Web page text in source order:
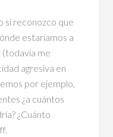
si reconozco que
estaríamos a
(todavía me
agresiva en
por ejemplo,
¿a cuántos
¿Cuánto